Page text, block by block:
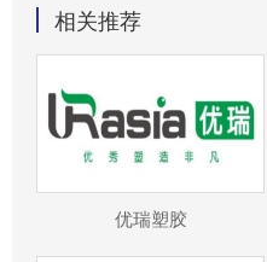
相关推荐
优瑞塑胶